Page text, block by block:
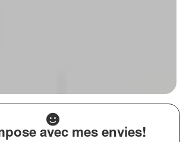
avec mes envies!